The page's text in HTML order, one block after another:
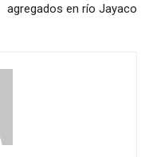
agregados en río Jayaco